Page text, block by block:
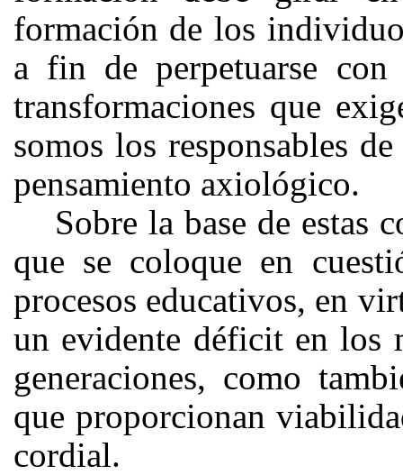
formación de los
a fin de perpetuarse
transformaciones que
somos los responsables
pensamiento axiológico.
Sobre la base de estas
que se coloque en
procesos educativos, en
un evidente déficit en los
generaciones, como
que proporcionan
cordial.